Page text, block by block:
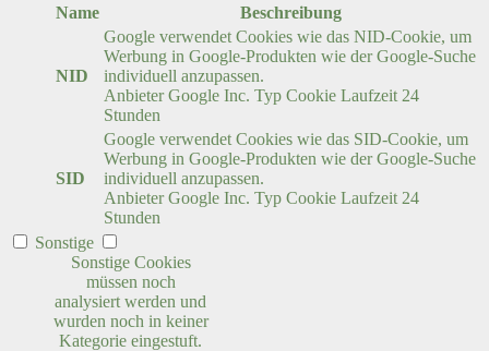
Name
Beschreibung
NID
Google verwendet Cookies wie das NID-Cookie, um
Werbung in Google-Produkten wie der Google-Suche
individuell anzupassen.
Anbieter Google Inc. Typ Cookie Laufzeit 24
Stunden
SID
Google verwendet Cookies wie das SID-Cookie, um
Werbung in Google-Produkten wie der Google-Suche
individuell anzupassen.
Anbieter Google Inc. Typ Cookie Laufzeit 24
Stunden
Sonstige
Sonstige Cookies
müssen noch
analysiert werden und
wurden noch in keiner
Kategorie eingestuft.